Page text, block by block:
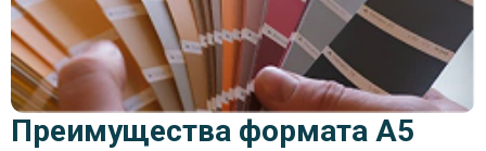
Преимущества формата А5